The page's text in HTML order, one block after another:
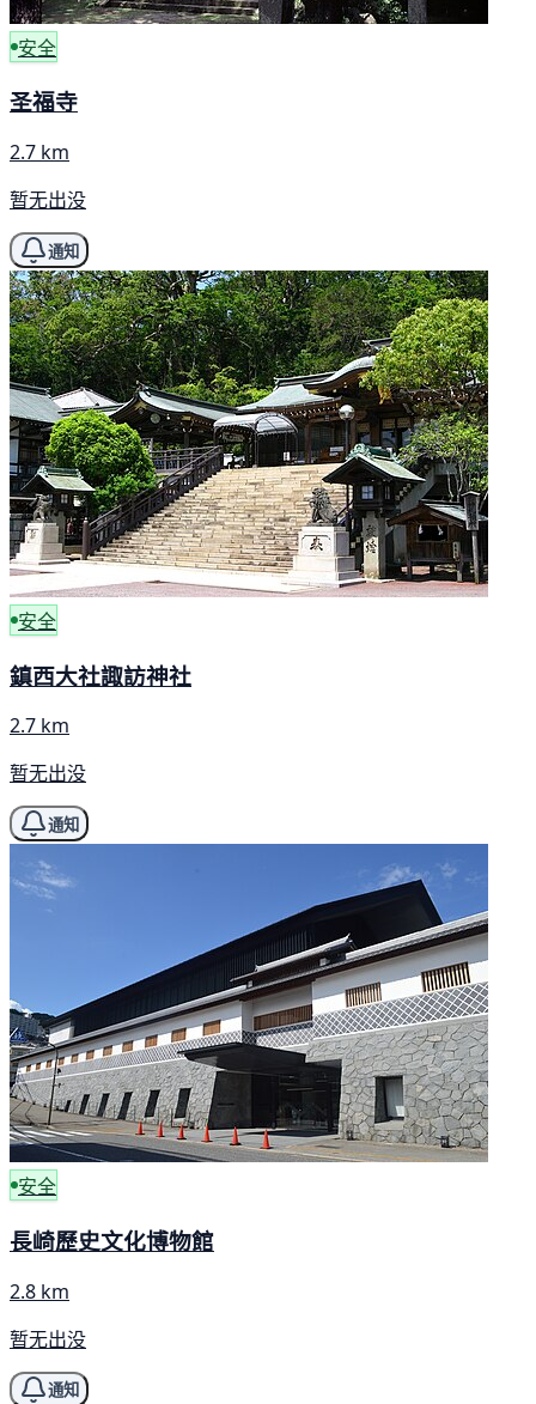
安全
圣福寺
2.7 km
暂无出没
通知
安全
鎮西大社諏訪神社
2.7 km
暂无出没
通知
安全
長崎歷史文化博物館
2.8 km
暂无出没
通知